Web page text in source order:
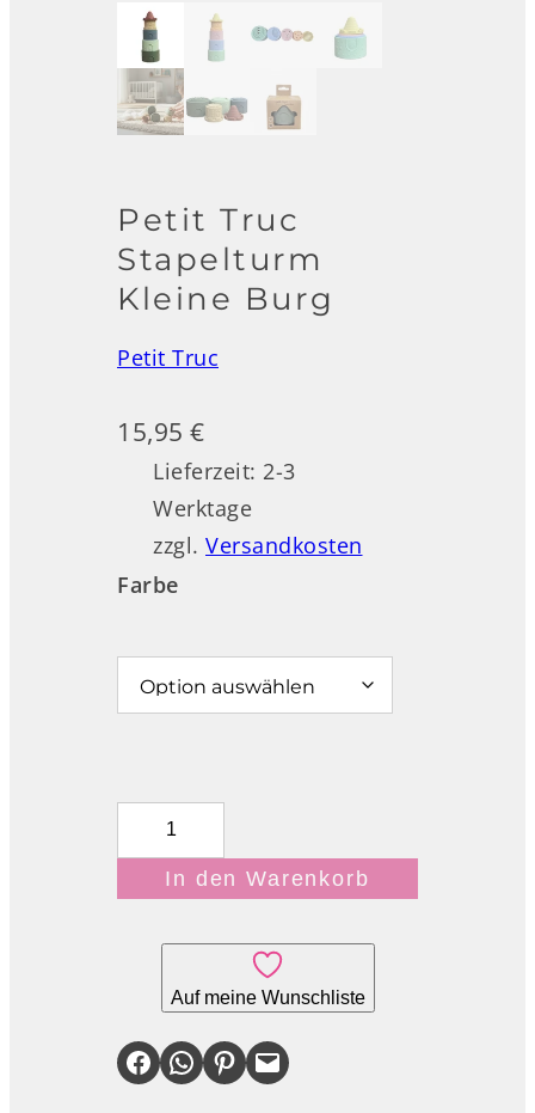
Petit Truc
Stapelturm
Kleine Burg
Petit Truc
15,95 €
Lieferzeit: 2-3
Werktage
zzgl. Versandkosten
Farbe
e
t
r
u
In den Warenkorb
Auf meine Wunschliste
Share on Facebook Share on WhatsApp Share on Pinterest Email this Page